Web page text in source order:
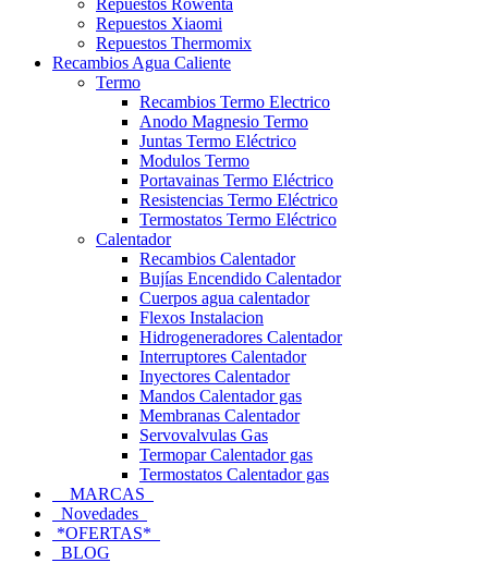
Repuestos Rowenta
Repuestos Xiaomi
Repuestos Thermomix
Recambios Agua Caliente
Termo
Recambios Termo Electrico
Anodo Magnesio Termo
Juntas Termo Eléctrico
Modulos Termo
Portavainas Termo Eléctrico
Resistencias Termo Eléctrico
Termostatos Termo Eléctrico
Calentador
Recambios Calentador
Bujías Encendido Calentador
Cuerpos agua calentador
Flexos Instalacion
Hidrogeneradores Calentador
Interruptores Calentador
Inyectores Calentador
Mandos Calentador gas
Membranas Calentador
Servovalvulas Gas
Termopar Calentador gas
Termostatos Calentador gas
MARCAS
Novedades
*OFERTAS*
BLOG